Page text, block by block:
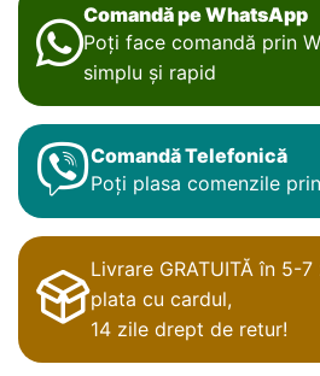
Comandă pe WhatsApp
Poți face comandă prin
simplu și rapid
Comandă Telefonică
Poți plasa comenzile
Livrare GRATUITĂ în 5-
plata cu cardul,
14 zile drept de retur!